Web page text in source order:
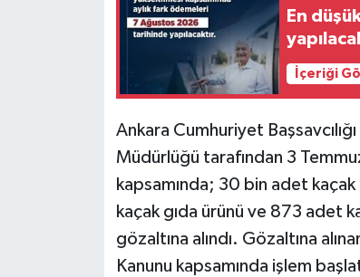
En
İçeriği
Ankara Cumhuriyet
Müdürlüğü tarafından 3
kapsamında; 30 bin adet
kaçak gıda ürünü ve 873 adet
gözaltına alındı. Gözaltına
Kanunu kapsamında işlem